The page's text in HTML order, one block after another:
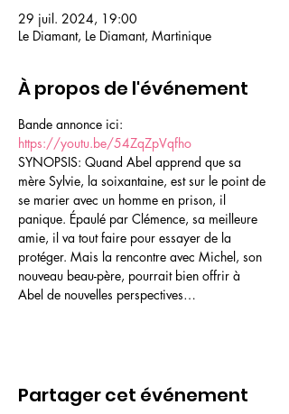
29 juil. 2024, 19:00
Le Diamant, Le Diamant, Martinique
À propos de l'événement
Bande annonce ici:
https://youtu.be/54ZqZpVqfho
SYNOPSIS: Quand Abel apprend que sa
mère Sylvie, la soixantaine, est sur le point de
se marier avec un homme en prison, il
panique. Épaulé par Clémence, sa meilleure
amie, il va tout faire pour essayer de la
protéger. Mais la rencontre avec Michel, son
nouveau beau-père, pourrait bien offrir à
Abel de nouvelles perspectives…
Partager cet événement